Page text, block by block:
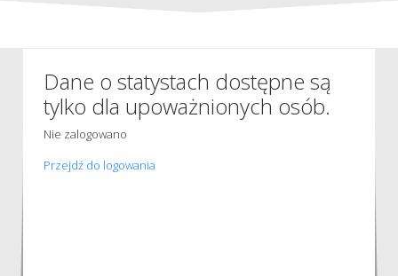
Dane o statystach dostępne są
tylko dla upoważnionych osób.
Nie zalogowano
Przejdź do logowania